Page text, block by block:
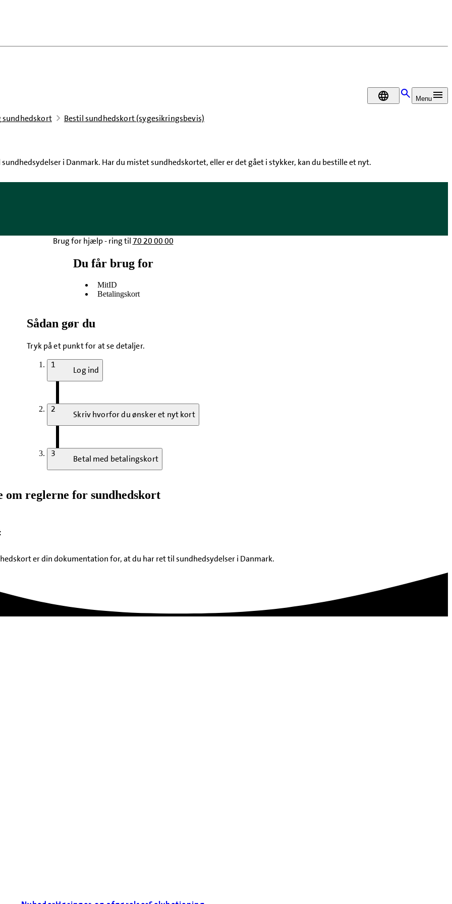
DA Menu
sundhedskort Bestil sundhedskort (sygesikringsbevis)
i Danmark. Har du mistet sundhedskortet, eller er det gået i stykker, kan du bestille et nyt.
Brug for hjælp - ring til70 20 00 00
Du får brug for
MitID
Betalingskort
Sådan gør du
Tryk på et punkt for at se detaljer.
1
Log ind
2
Skriv hvorfor du ønsker et nyt kort
3
Betal med betalingskort
om reglerne for sundhedskort
er din dokumentation for, at du har ret til sundhedsydelser i Danmark.